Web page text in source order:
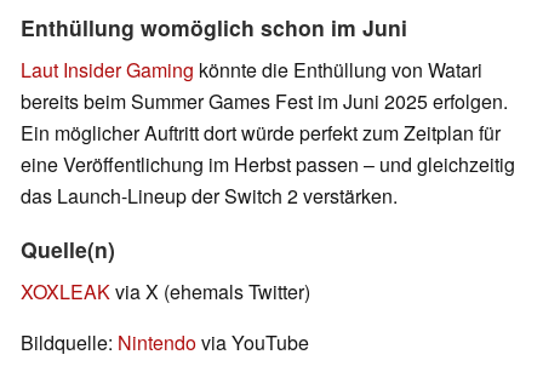
Enthüllung womöglich schon im Juni
Laut Insider Gaming könnte die Enthüllung von Watari
bereits beim Summer Games Fest im Juni 2025 erfolgen.
Ein möglicher Auftritt dort würde perfekt zum Zeitplan für
eine Veröffentlichung im Herbst passen – und gleichzeitig
das Launch-Lineup der Switch 2 verstärken.
Quelle(n)
XOXLEAKvia X (ehemals Twitter)
Bildquelle: Nintendovia YouTube